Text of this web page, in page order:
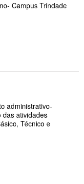
Campus Trindade
administrativo-
das atividades
Técnico e